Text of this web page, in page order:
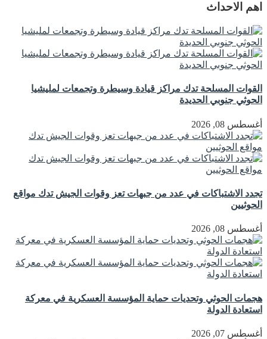
اهم الاحداث
القوات المسلحة تدك مراكز قيادة وسيطرة وتجمعات لمليشيا
الحوثي جنوبي الحديدة
أغسطس 08, 2026
تجدد الاشتباكات في عدد من جبهات تعز وقوات الجيش تدك مواقع
الحوثيين
أغسطس 08, 2026
هجمات الحوثي وتحديات حماية المؤسسة العسكرية في معركة
استعادة الدولة
أغسطس 07, 2026